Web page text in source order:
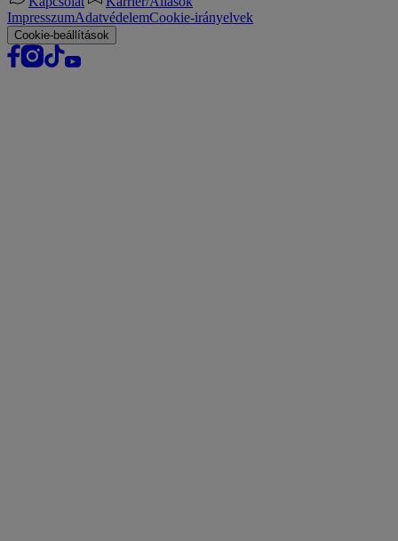
ImpresszumAdatvédelemCookie-irányelvek
Cookie-beállítások